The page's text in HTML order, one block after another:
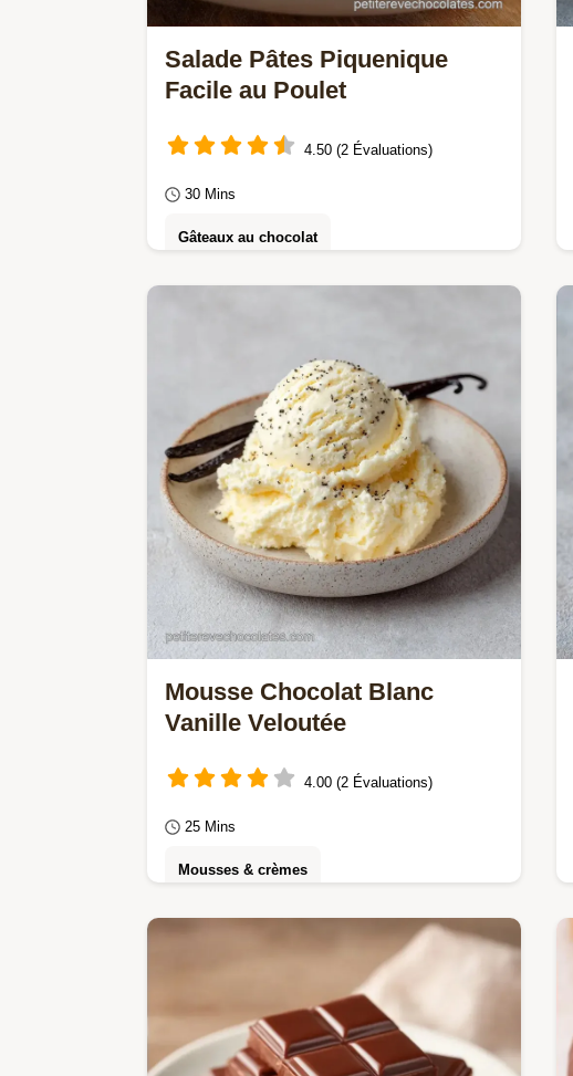
Salade Pâtes Piquenique
Facile au Poulet
4.50 (2 Évaluations)
30 Mins
Gâteaux au chocolat
Cette Salade pâtes piquenique facile
poulet croquante avec notre tableau
de substitutions…
Mousse Chocolat Blanc
Vanille Veloutée
4.00 (2 Évaluations)
25 Mins
Mousses & crèmes
Cette Mousse chocolat blanc vanille
est aérienne. Une recette mousse
chocolat blanc vanille qui tient bien
avec notre checklist…